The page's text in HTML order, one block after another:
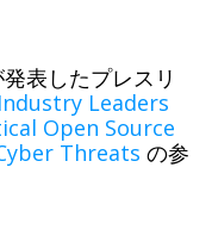
表したプレスリ
Leaders
Open Source
Threats の参